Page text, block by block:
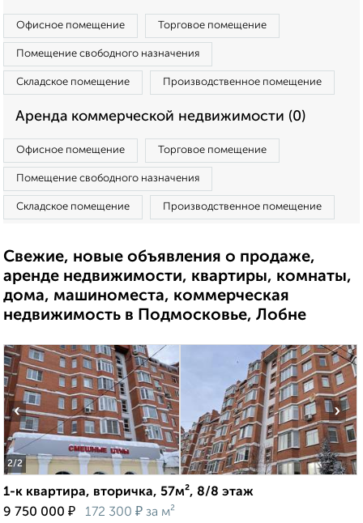
Офисное помещение Торговое помещение
Помещение свободного назначения
Складское помещение Производственное помещение
Аренда коммерческой недвижимости (0)
Офисное помещение Торговое помещение
Помещение свободного назначения
Складское помещение Производственное помещение
Свежие, новые объявления о продаже,
аренде недвижимости, квартиры, комнаты,
дома, машиноместа, коммерческая
недвижимость в Подмосковье, Лобне
2/2
‹ ›
1-к квартира, вторичка, 57м², 8/8 этаж
9 750 000 ₽ 172 300 ₽ за м²